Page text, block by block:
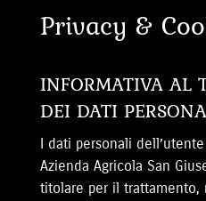
Privacy &
INFORMATIVA AL
DEI DATI
I dati personali
Azienda Agricola San
titolare per il trattamento,